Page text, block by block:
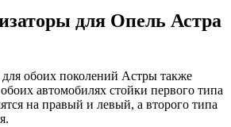
для Опель Астра
обоих поколений Астры также
автомобилях стойки первого типа
на правый и левый, а второго типа